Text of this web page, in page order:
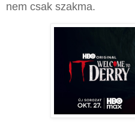
nem csak szakma.